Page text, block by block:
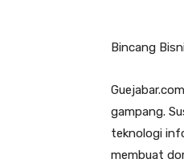
Bincang
gampang.
teknologi
membuat